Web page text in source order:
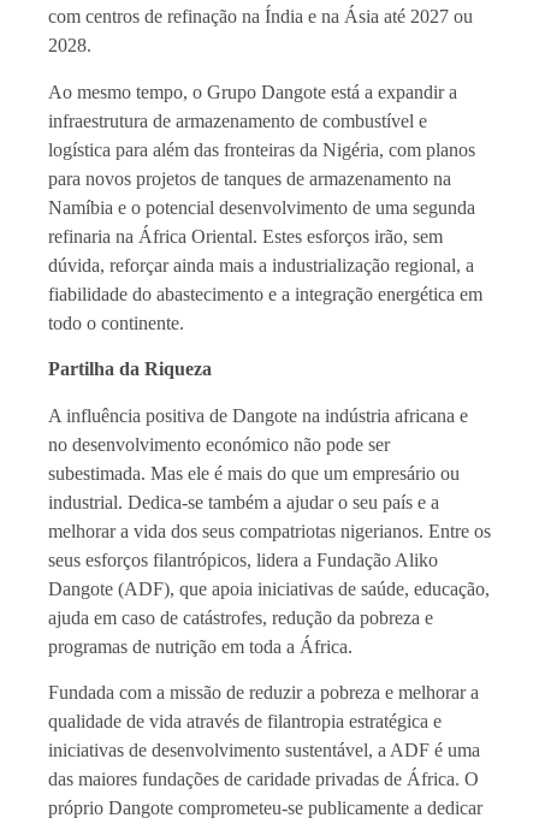
com centros de refinação na Índia e na Ásia até 2027 ou
2028.
Ao mesmo tempo, o Grupo Dangote está a expandir a
infraestrutura de armazenamento de combustível e
logística para além das fronteiras da Nigéria, com planos
para novos projetos de tanques de armazenamento na
Namíbia e o potencial desenvolvimento de uma segunda
refinaria na África Oriental. Estes esforços irão, sem
dúvida, reforçar ainda mais a industrialização regional, a
fiabilidade do abastecimento e a integração energética em
todo o continente.
Partilha da Riqueza
A influência positiva de Dangote na indústria africana e
no desenvolvimento económico não pode ser
subestimada. Mas ele é mais do que um empresário ou
industrial. Dedica-se também a ajudar o seu país e a
melhorar a vida dos seus compatriotas nigerianos. Entre os
seus esforços filantrópicos, lidera a Fundação Aliko
Dangote (ADF), que apoia iniciativas de saúde, educação,
ajuda em caso de catástrofes, redução da pobreza e
programas de nutrição em toda a África.
Fundada com a missão de reduzir a pobreza e melhorar a
qualidade de vida através de filantropia estratégica e
iniciativas de desenvolvimento sustentável, a ADF é uma
das maiores fundações de caridade privadas de África. O
próprio Dangote comprometeu-se publicamente a dedicar